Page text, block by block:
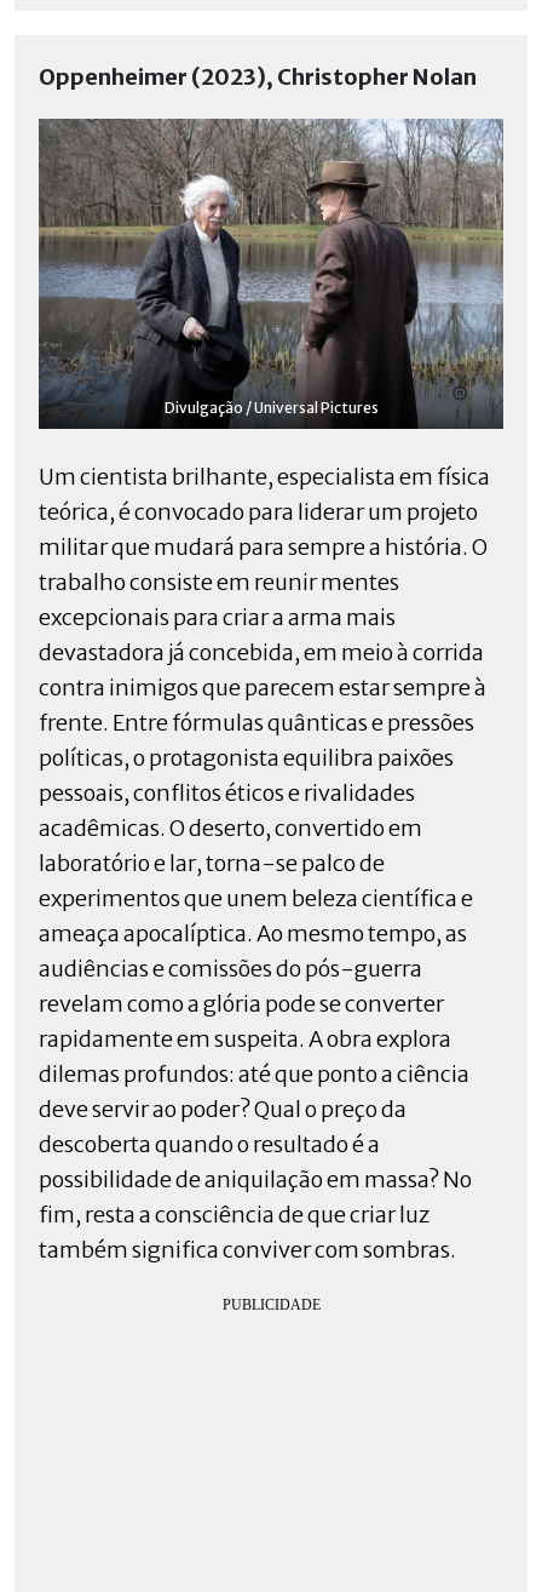
Oppenheimer (2023), Christopher Nolan
Divulgação / Universal Pictures
Um cientista brilhante, especialista em física
teórica, é convocado para liderar um projeto
militar que mudará para sempre a história. O
trabalho consiste em reunir mentes
excepcionais para criar a arma mais
devastadora já concebida, em meio à corrida
contra inimigos que parecem estar sempre à
frente. Entre fórmulas quânticas e pressões
políticas, o protagonista equilibra paixões
pessoais, conflitos éticos e rivalidades
acadêmicas. O deserto, convertido em
laboratório e lar, torna-se palco de
experimentos que unem beleza científica e
ameaça apocalíptica. Ao mesmo tempo, as
audiências e comissões do pós-guerra
revelam como a glória pode se converter
rapidamente em suspeita. A obra explora
dilemas profundos: até que ponto a ciência
deve servir ao poder? Qual o preço da
descoberta quando o resultado é a
possibilidade de aniquilação em massa? No
fim, resta a consciência de que criar luz
também significa conviver com sombras.